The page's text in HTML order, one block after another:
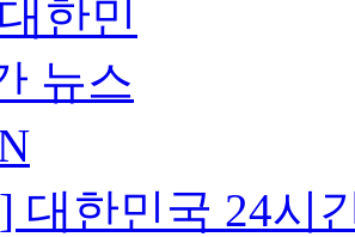
대한민국 24시